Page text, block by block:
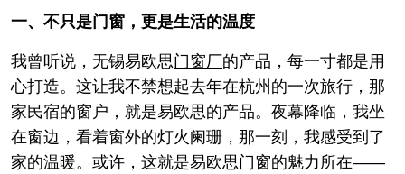
一、不只是门窗，更是生活的温度
我曾听说，无锡易欧思门窗厂的产品，每一寸都是用
心打造。这让我不禁想起去年在杭州的一次旅行，那
家民宿的窗户，就是易欧思的产品。夜幕降临，我坐
在窗边，看着窗外的灯火阑珊，那一刻，我感受到了
家的温暖。或许，这就是易欧思门窗的魅力所在——